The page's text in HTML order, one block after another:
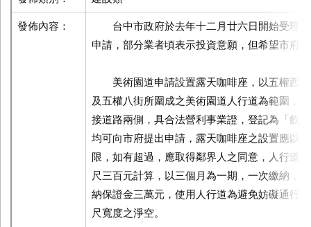
發佈內容：
台中市政府於去年十二月廿六日開始受理美
申請，部分業者頃表示投資意願，但希望市府
美術園道申請設置露天咖啡座，以五權西三
及五權八街所圍成之美術園道人行道為範圍，
接道路兩側，具合法營利事業證，登記為「飲
均可向市府提出申請，露天咖啡座之設置應以
限，如有超過，應取得鄰界人之同意，人行道
尺三百元計算，以三個月為一期，一次繳納，
納保證金三萬元，使用人行道為避免妨礙通行
尺寬度之淨空。